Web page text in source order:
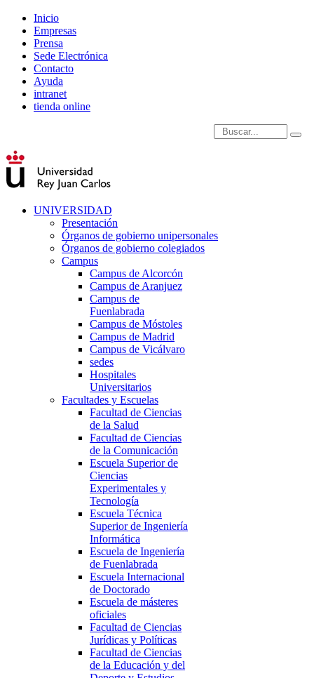
Inicio
Empresas
Prensa
Sede Electrónica
Contacto
Ayuda
intranet
tienda online
Introduce términos de
UNIVERSIDAD
Presentación
Órganos de gobierno unipersonales
Órganos de gobierno colegiados
Campus
Campus de Alcorcón
Campus de Aranjuez
Campus de
Fuenlabrada
Campus de Móstoles
Campus de Madrid
Campus de Vicálvaro
sedes
Hospitales
Universitarios
Facultades y Escuelas
Facultad de Ciencias
de la Salud
Facultad de Ciencias
de la Comunicación
Escuela Superior de
Ciencias
Experimentales y
Tecnología
Escuela Técnica
Superior de Ingeniería
Informática
Escuela de Ingeniería
de Fuenlabrada
Escuela Internacional
de Doctorado
Escuela de másteres
oficiales
Facultad de Ciencias
Jurídicas y Políticas
Facultad de Ciencias
de la Educación y del